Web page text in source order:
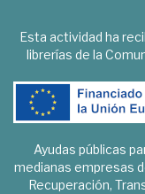
Esta actividad ha
librerías de la
Ayudas públicas
medianas empresas
Recuperación,